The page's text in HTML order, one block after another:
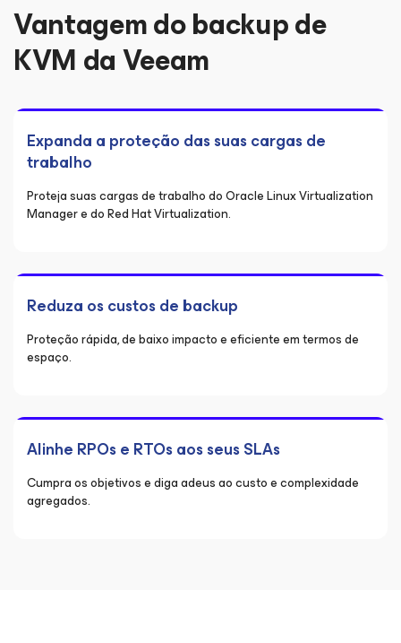
Vantagem do backup de
KVM da Veeam
Expanda a proteção das suas cargas de
trabalho
Proteja suas cargas de trabalho do Oracle Linux Virtualization
Manager e do Red Hat Virtualization.
Reduza os custos de backup
Proteção rápida, de baixo impacto e eficiente em termos de
espaço.
Alinhe RPOs e RTOs aos seus SLAs
Cumpra os objetivos e diga adeus ao custo e complexidade
agregados.